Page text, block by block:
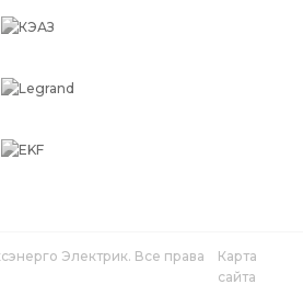
Электрик. Все права
Карта
сайта